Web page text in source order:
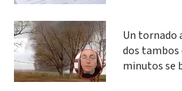
Un tornado
dos tambos
minutos se